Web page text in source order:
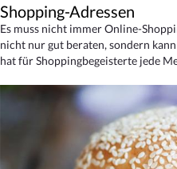
Shopping-Adressen
Es muss nicht immer Online-
nicht nur gut beraten, sondern
hat für Shoppingbegeisterte jede